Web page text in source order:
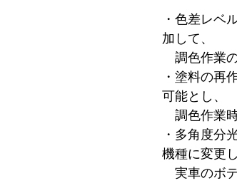
・色差レベ
加して、
調色作業の
・塗料の再
可能とし、
調色作業時
・多角度分
機種に変更し
実車のボデ